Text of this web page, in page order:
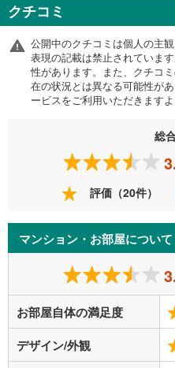
クチコミ
公開中のクチコミは個人の主
表現の記載は禁止されていま
性があります。また、クチコ
在の状況とは異なる可能性が
ービスをご利用いただきます
総
評価（20件）
マンション・お部屋について
お部屋自体の満足度
デザイン/外観